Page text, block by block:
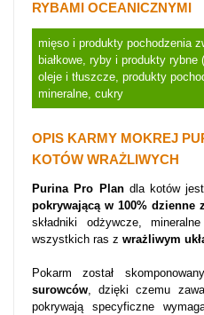
RYBAMI OCEANICZNYMI
mięso i produkty pochodzenia
białkowe, ryby i produkty
oleje i tłuszcze, produkty
mineralne, cukry
OPIS KARMY MOKREJ
KOTÓW WRAŻLIWYCH
Purina Pro Plan dla kotów
pokrywającą w 100% dzienne
składniki odżywcze,
wszystkich ras z wrażliwym
Pokarm został
surowców, dzięki czemu
pokrywają specyficzne